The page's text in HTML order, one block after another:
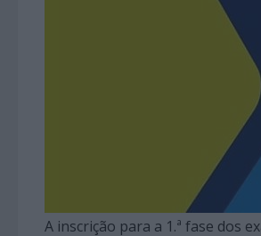
A inscrição para a 1.ª fase dos